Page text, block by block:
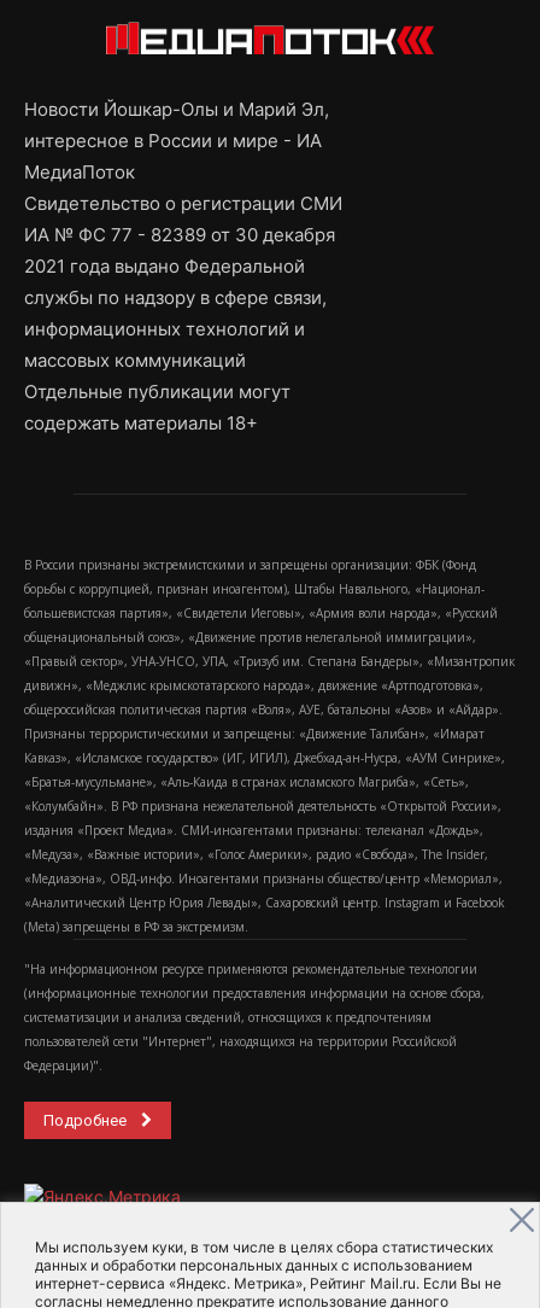
Мы используем куки, в том числе в целях сбора статистических
данных и обработки персональных данных с использованием
интернет-сервиса «Яндекс. Метрика», Рейтинг Mail.ru. Если Вы не
согласны немедленно прекратите использование данного
Новости Йошкар-Олы и Марий Эл,
интересное в России и мире - ИА
МедиаПоток
Свидетельство о регистрации СМИ
ИА № ФС 77 - 82389 от 30 декабря
2021 года выдано Федеральной
службы по надзору в сфере связи,
информационных технологий и
массовых коммуникаций
Отдельные публикации могут
содержать материалы 18+
В России признаны экстремистскими и запрещены организации: ФБК (Фонд
борьбы с коррупцией, признан иноагентом), Штабы Навального, «Национал-
большевистская партия», «Свидетели Иеговы», «Армия воли народа», «Русский
общенациональный союз», «Движение против нелегальной иммиграции»,
«Правый сектор», УНА-УНСО, УПА, «Тризуб им. Степана Бандеры», «Мизантропик
дивижн», «Меджлис крымскотатарского народа», движение «Артподготовка»,
общероссийская политическая партия «Воля», АУЕ, батальоны «Азов» и «Айдар».
Признаны террористическими и запрещены: «Движение Талибан», «Имарат
Кавказ», «Исламское государство» (ИГ, ИГИЛ), Джебхад-ан-Нусра, «АУМ Синрике»,
«Братья-мусульмане», «Аль-Каида в странах исламского Магриба», «Сеть»,
«Колумбайн». В РФ признана нежелательной деятельность «Открытой России»,
издания «Проект Медиа». СМИ-иноагентами признаны: телеканал «Дождь»,
«Медуза», «Важные истории», «Голос Америки», радио «Свобода», The Insider,
«Медиазона», ОВД-инфо. Иноагентами признаны общество/центр «Мемориал»,
«Аналитический Центр Юрия Левады», Сахаровский центр. Instagram и Facebook
(Metа) запрещены в РФ за экстремизм.
"На информационном ресурсе применяются рекомендательные технологии
(информационные технологии предоставления информации на основе сбора,
систематизации и анализа сведений, относящихся к предпочтениям
пользователей сети "Интернет", находящихся на территории Российской
Федерации)".
Подробнее
2015-2026- Информационное агентство МедиаПоток